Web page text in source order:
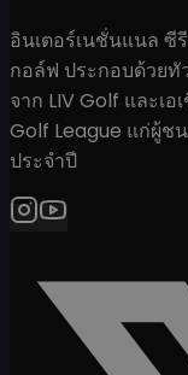
อินเตอร์เนชั่นแนล
กอล์ฟ ประกอบด้วยทั
จาก LIV Golf และเ
Golf League แก่ผู้ช
ประจำปี